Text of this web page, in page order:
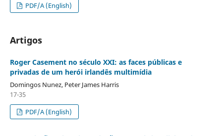
PDF/A (English)
Artigos
Roger Casement no século XXI: as faces públicas e
privadas de um herói irlandês multimídia
Domingos Nunez, Peter James Harris
17-35
PDF/A (English)